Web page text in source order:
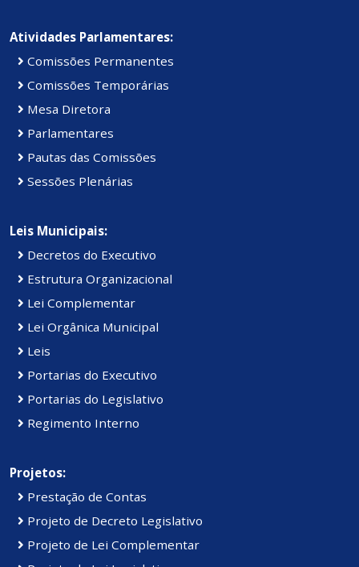
Atividades Parlamentares:
Comissões Permanentes
Comissões Temporárias
Mesa Diretora
Parlamentares
Pautas das Comissões
Sessões Plenárias
Leis Municipais:
Decretos do Executivo
Estrutura Organizacional
Lei Complementar
Lei Orgânica Municipal
Leis
Portarias do Executivo
Portarias do Legislativo
Regimento Interno
Projetos:
Prestação de Contas
Projeto de Decreto Legislativo
Projeto de Lei Complementar